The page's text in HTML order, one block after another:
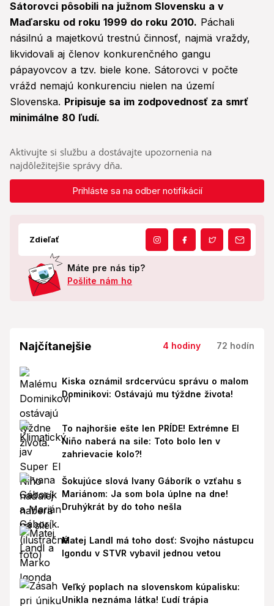
Sátorovci pôsobili na južnom Slovensku a v
Maďarsku od roku 1999 do roku 2010. Páchali
násilnú a majetkovú trestnú činnosť, najmä vraždy,
likvidovali aj členov konkurenčného gangu
pápayovcov a tzv. biele kone. Sátorovci v počte
vrážd nemajú konkurenciu nielen na území
Slovenska. Pripisuje sa im zodpovednosť za smrť
minimálne 80 ľudí.
Aktivujte si službu a dostávajte upozornenia na
najdôležitejšie správy dňa.
Prihláste sa na odber notifikácií
Zdieľať
Máte pre nás tip?
Pošlite nám ho
Najčítanejšie 4 hodiny 72 hodín
Kiska oznámil srdcervúcu správu o malom
Dominikovi: Ostávajú mu týždne života!
To najhoršie ešte len PRÍDE! Extrémne El
Niño naberá na sile: Toto bolo len v
zahrievacie kolo?!
Šokujúce slová Ivany Gáborík o vzťahu s
Mariánom: Ja som bola úplne na dne!
Druhýkrát by do toho nešla
Matej Landl má toho dosť: Svojho nástupcu
Igondu v STVR vybavil jednou vetou
Veľký poplach na slovenskom kúpalisku:
Unikla neznáma látka! Ľudí trápia